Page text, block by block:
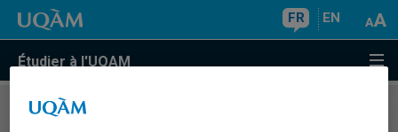
FR EN
Étudier à l'UQAM
COURS//